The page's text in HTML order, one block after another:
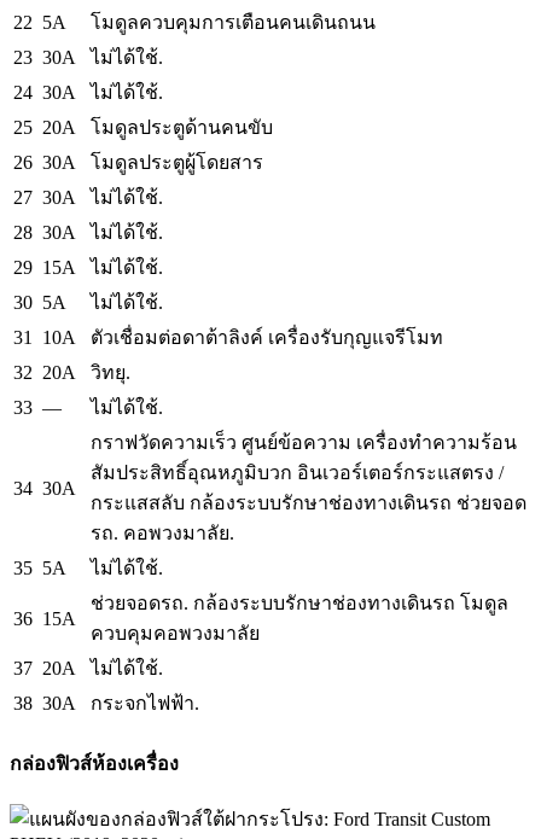
22 5A
โมดูลควบคุมการเตือนคนเดินถนน
23 30A
ไม่ได้ใช้.
24 30A
ไม่ได้ใช้.
25 20A
โมดูลประตูด้านคนขับ
26 30A
โมดูลประตูผู้โดยสาร
27 30A
ไม่ได้ใช้.
28 30A
ไม่ได้ใช้.
29 15A
ไม่ได้ใช้.
30 5A
ไม่ได้ใช้.
31
10A ตัวเชื่อมต่อดาต้าลิงค์ เครื่องรับกุญแจรีโมท
32 20A
วิทยุ.
33 — ไม่ได้ใช้.
34 30A
กราฟวัดความเร็ว ศูนย์ข้อความ เครื่องทำความร้อน
สัมประสิทธิ์อุณหภูมิบวก อินเวอร์เตอร์กระแสตรง /
กระแสสลับ กล้องระบบรักษาช่องทางเดินรถ ช่วยจอด
รถ. คอพวงมาลัย.
35 5A ไม่ได้ใช้.
36 15A
ช่วยจอดรถ. กล้องระบบรักษาช่องทางเดินรถ โมดูล
ควบคุมคอพวงมาลัย
37 20A
ไม่ได้ใช้.
38 30A กระจกไฟฟ้า.
กล่องฟิวส์ห้องเครื่อง